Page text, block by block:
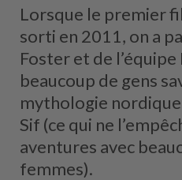
Lorsque le premier
sorti en 2011, on a
Foster et de l’équipe
beaucoup de gens
mythologie
Sif (ce qui ne
aventures avec
femmes).